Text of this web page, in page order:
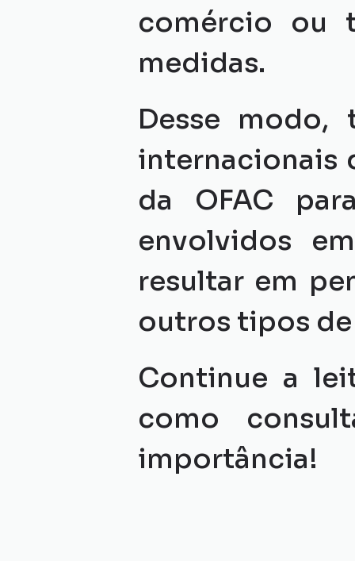
comércio ou
medidas.
Desse modo,
internacionais
da OFAC
envolvidos
resultar em
outros tipos de
Continue a
como
importância!